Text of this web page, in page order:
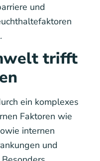
und
trifft
ein komplexes
Faktoren wie
internen
und